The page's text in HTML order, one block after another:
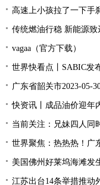
高速上小孩拉了一下手
传统燃油行稳 新能源
vagaa（官方下载）
世界快看点丨SABIC发布
广东省韶关市2023-05-
快资讯丨成品油价迎年
当前关注：兄妹四人同
世界聚焦：热热热！广
美国佛州好莱坞海滩发
江苏出台14条举措推动